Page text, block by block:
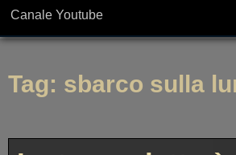
Canale Youtube
Tag: sbarco sulla